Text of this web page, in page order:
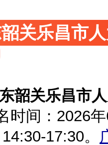
关乐昌市
韶关乐昌市
时间：2026
17:30。